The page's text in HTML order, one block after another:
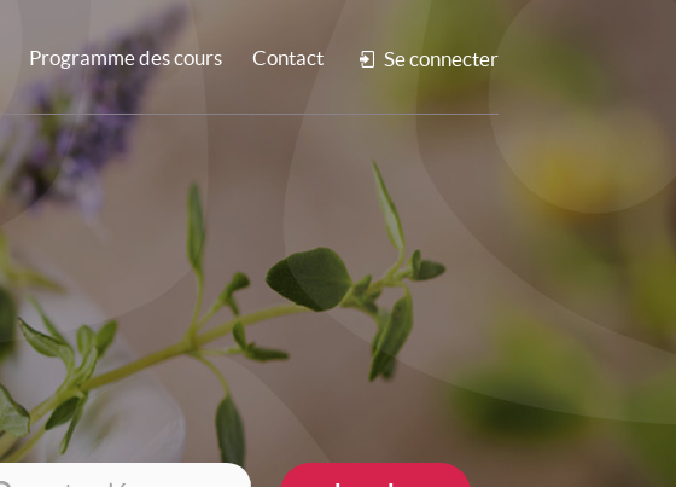
Programme des cours Contact Se connecter